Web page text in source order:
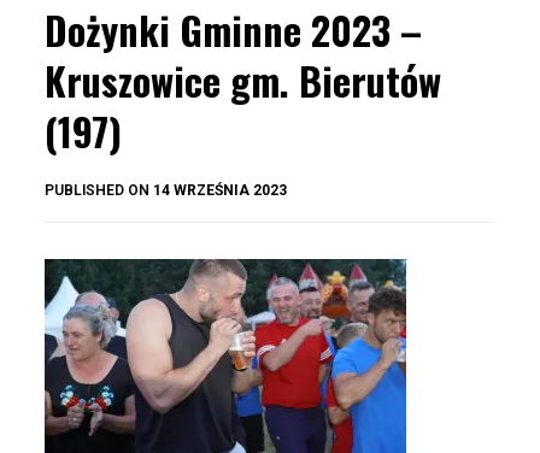
Dożynki Gminne 2023 –
Kruszowice gm. Bierutów
(197)
PUBLISHED ON 14 WRZEŚNIA 2023